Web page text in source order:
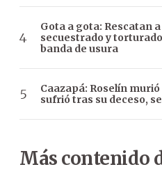
Gota a gota: Rescatan
secuestrado y
banda de usura
Caazapá: Roselín
sufrió tras su deceso,
Más contenido